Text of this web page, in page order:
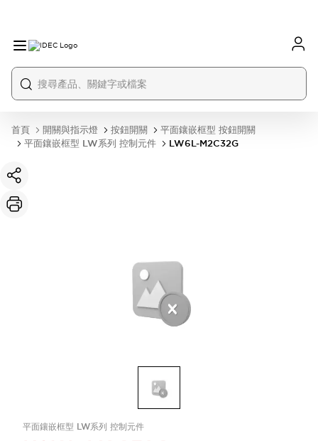
首頁 開關與指示燈 按鈕開關
平面鑲嵌框型 按鈕開關
平面鑲嵌框型 LW系列 控制元件
LW6L-M2C32G
平面鑲嵌框型 LW系列 控制元件